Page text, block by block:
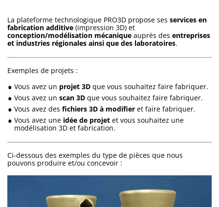
La plateforme technologique PRO3D propose ses services en
fabrication additive (impression 3D) et
conception/modélisation mécanique auprès des entreprises
et industries régionales ainsi que des laboratoires.
Exemples de projets :
Vous avez un projet 3D que vous souhaitez faire fabriquer.
Vous avez un scan 3D que vous souhaitez faire fabriquer.
Vous avez des fichiers 3D à modifier et faire fabriquer.
Vous avez une idée de projet et vous souhaitez une
modélisation 3D et fabrication.
Ci-dessous des exemples du type de pièces que nous
pouvons produire et/ou concevoir :